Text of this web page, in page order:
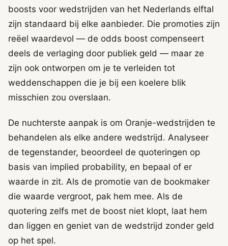
boosts voor wedstrijden van het Nederlands elftal
zijn standaard bij elke aanbieder. Die promoties zijn
reëel waardevol — de odds boost compenseert
deels de verlaging door publiek geld — maar ze
zijn ook ontworpen om je te verleiden tot
weddenschappen die je bij een koelere blik
misschien zou overslaan.
De nuchterste aanpak is om Oranje-wedstrijden te
behandelen als elke andere wedstrijd. Analyseer
de tegenstander, beoordeel de quoteringen op
basis van implied probability, en bepaal of er
waarde in zit. Als de promotie van de bookmaker
die waarde vergroot, pak hem mee. Als de
quotering zelfs met de boost niet klopt, laat hem
dan liggen en geniet van de wedstrijd zonder geld
op het spel.